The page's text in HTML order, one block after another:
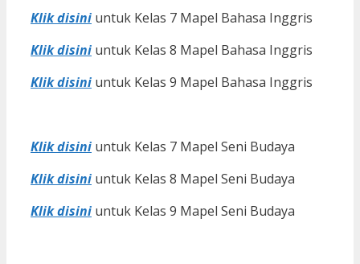
Klik disini untuk Kelas 7 Mapel Bahasa Inggris
Klik disini untuk Kelas 8 Mapel Bahasa Inggris
Klik disini untuk Kelas 9 Mapel Bahasa Inggris
Klik disini untuk Kelas 7 Mapel Seni Budaya
Klik disini untuk Kelas 8 Mapel Seni Budaya
Klik disini untuk Kelas 9 Mapel Seni Budaya